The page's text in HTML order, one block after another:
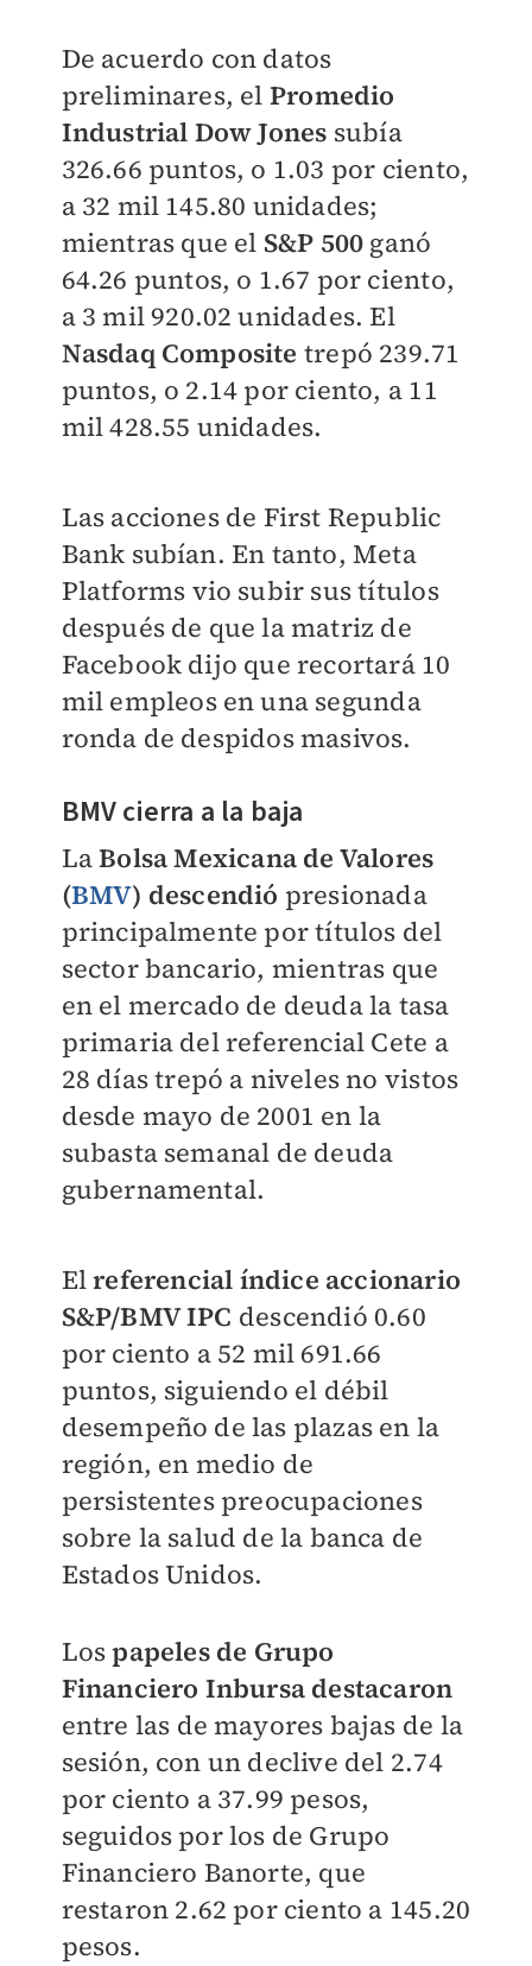
De acuerdo con datos
preliminares, el Promedio
Industrial Dow Jones subía
326.66 puntos, o 1.03 por ciento,
a 32 mil 145.80 unidades;
mientras que el S&P 500 ganó
64.26 puntos, o 1.67 por ciento,
a 3 mil 920.02 unidades. El
Nasdaq Composite trepó 239.71
puntos, o 2.14 por ciento, a 11
mil 428.55 unidades.
Las acciones de First Republic
Bank subían. En tanto, Meta
Platforms vio subir sus títulos
después de que la matriz de
Facebook dijo que recortará 10
mil empleos en una segunda
ronda de despidos masivos.
BMV cierra a la baja
LaBolsa Mexicana de Valores
(BMV) descendió presionada
principalmente por títulos del
sector bancario, mientras que
en el mercado de deuda la tasa
primaria del referencial Cete a
28 días trepó a niveles no vistos
desde mayo de 2001 en la
subasta semanal de deuda
gubernamental.
Elreferencial índice accionario
S&P/BMV IPC descendió 0.60
por ciento a 52 mil 691.66
puntos, siguiendo el débil
desempeño de las plazas en la
región, en medio de
persistentes preocupaciones
sobre la salud de la banca de
Estados Unidos.
Lospapeles de Grupo
Financiero Inbursa destacaron
entre las de mayores bajas de la
sesión, con un declive del 2.74
por ciento a 37.99 pesos,
seguidos por los de Grupo
Financiero Banorte, que
restaron 2.62 por ciento a 145.20
pesos.